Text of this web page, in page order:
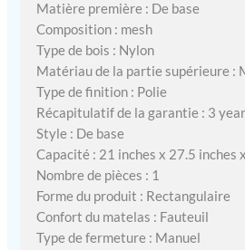
Matière première : De base
Composition : mesh
Type de bois : Nylon
Matériau de la partie supérieure :
Type de finition : Polie
Récapitulatif de la garantie : 3
Style : De base
Capacité : 21 inches x 27.5 inches
Nombre de pièces : 1
Forme du produit : Rectangulaire
Confort du matelas : Fauteuil
Type de fermeture : Manuel